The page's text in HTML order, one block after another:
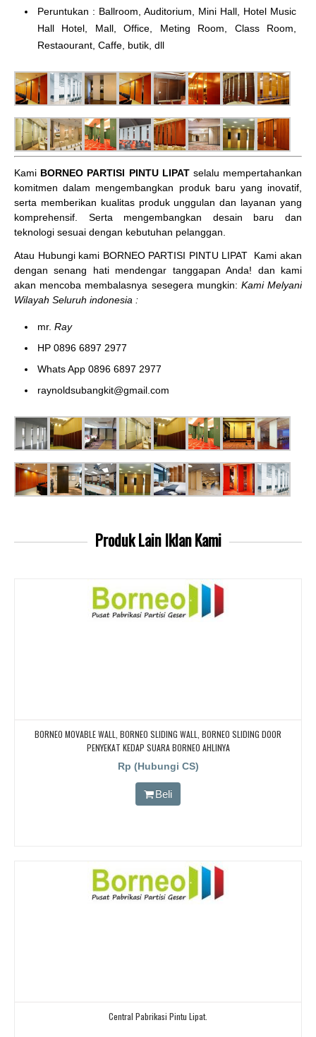
Peruntukan : Ballroom, Auditorium, Mini Hall, Hotel Music
Hall Hotel, Mall, Office, Meting Room, Class Room,
Restaourant, Caffe, butik, dll
Kami BORNEO PARTISI PINTU LIPATselalu mempertahankan
komitmen dalam mengembangkan produk baru yang inovatif,
serta memberikan kualitas produk unggulan dan layanan yang
komprehensif. Serta mengembangkan desain baru dan
teknologi sesuai dengan kebutuhan pelanggan.
Atau Hubungi kami BORNEO PARTISI PINTU LIPAT
Kami akan
dengan senang hati mendengar tanggapan Anda! dan kami
akan mencoba membalasnya sesegera mungkin: Kami Melyani
Wilayah Seluruh indonesia :
mr. Ray
HP 0896 6897 2977
Whats App 0896 6897 2977
raynoldsubangkit@gmail.com
Produk LainIklan Kami
BORNEO MOVABLE WALL, BORNEO SLIDING WALL, BORNEO SLIDING DOOR
PENYEKAT KEDAP SUARA BORNEO AHLINYA
Rp (Hubungi CS)
Beli
Central Pabrikasi Pintu Lipat.